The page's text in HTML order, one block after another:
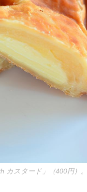
カスタード」（400円）。